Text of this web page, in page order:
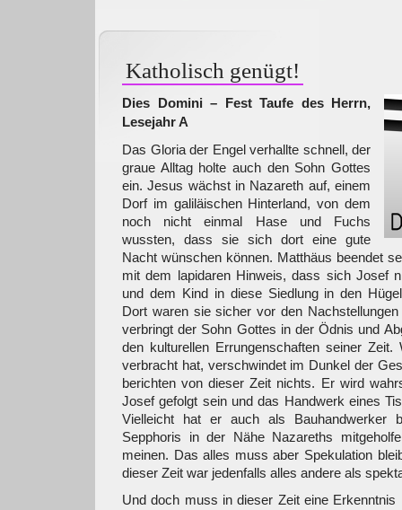
Katholisch genügt!
Dies Domini – Fest Taufe des Herrn,
Lesejahr A
Das Gloria der Engel verhallte schnell, der
graue Alltag holte auch den Sohn Gottes
ein. Jesus wächst in Nazareth auf, einem
Dorf im galiläischen Hinterland, von dem
noch nicht einmal Hase und Fuchs
wussten, dass sie sich dort eine gute
Nacht wünschen können. Matthäus beendet
mit dem lapidaren Hinweis, dass sich Josef
und dem Kind in diese Siedlung in den
Dort waren sie sicher vor den
verbringt der Sohn Gottes in der Ödnis und
den kulturellen Errungenschaften seiner
verbracht hat, verschwindet im Dunkel der
berichten von dieser Zeit nichts. Er wird
Josef gefolgt sein und das Handwerk eines
Vielleicht hat er auch als Bauhandwerker
Sepphoris in der Nähe Nazareths
meinen. Das alles muss aber Spekulation
dieser Zeit war jedenfalls alles andere als
Und doch muss in dieser Zeit eine